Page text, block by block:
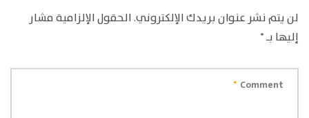
لن يتم نشر عنوان بريدك الإلكتروني.الحقول الإلزامية مشار
إليها بـ*
Comment
*